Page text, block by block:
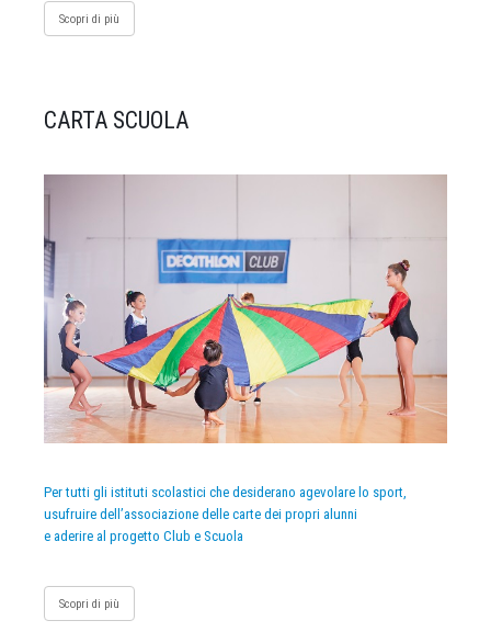
Scopri di più
CARTA SCUOLA
Per tutti gli istituti scolastici che desiderano agevolare lo sport,
usufruire dell’associazione delle carte dei propri alunni
e aderire al progetto Club e Scuola
Scopri di più